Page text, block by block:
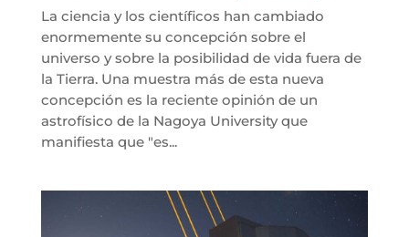
La ciencia y los científicos han cambiado
enormemente su concepción sobre el
universo y sobre la posibilidad de vida fuera de
la Tierra. Una muestra más de esta nueva
concepción es la reciente opinión de un
astrofísico de la Nagoya University que
manifiesta que "es...